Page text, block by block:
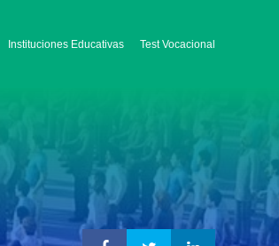
Instituciones Educativas Test Vocacional